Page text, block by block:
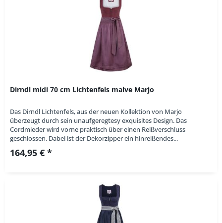
Dirndl midi 70 cm Lichtenfels malve Marjo
Das Dirndl Lichtenfels, aus der neuen Kollektion von Marjo
überzeugt durch sein unaufgeregtesy exquisites Design. Das
Cordmieder wird vorne praktisch über einen Reißverschluss
geschlossen. Dabei ist der Dekorzipper ein hinreißendes...
164,95 € *